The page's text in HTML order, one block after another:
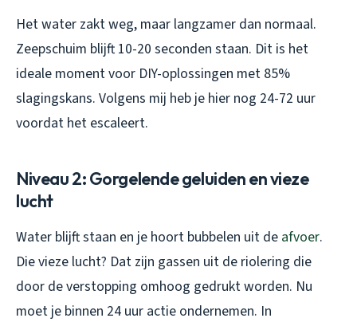
Het water zakt weg, maar langzamer dan normaal.
Zeepschuim blijft 10-20 seconden staan. Dit is het
ideale moment voor DIY-oplossingen met 85%
slagingskans. Volgens mij heb je hier nog 24-72 uur
voordat het escaleert.
Niveau 2: Gorgelende geluiden en vieze
lucht
Water blijft staan en je hoort bubbelen uit de afvoer.
Die vieze lucht? Dat zijn gassen uit de riolering die
door de verstopping omhoog gedrukt worden. Nu
moet je binnen 24 uur actie ondernemen. In